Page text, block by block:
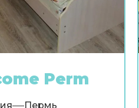
категории номера.
Perm
Пермь